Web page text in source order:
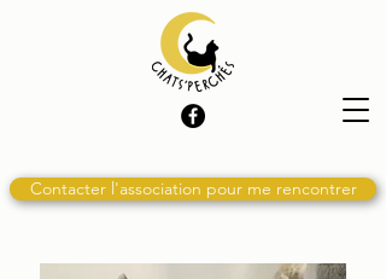
Contacter l'association pour me rencontrer